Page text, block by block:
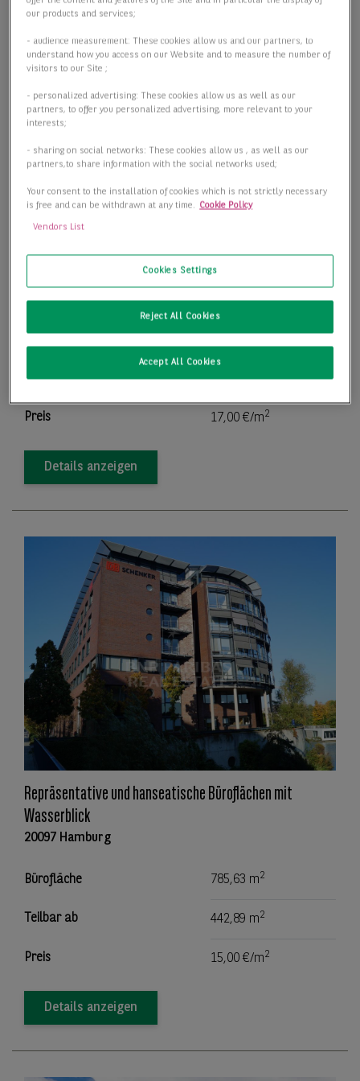
Top Büro im Stadtwaldviertel!
50935 Köln
2
Teilbar ab 155,00 m
Preis 17,00 €/m2
Details anzeigen
Repräsentative und hanseatische Büroflächen mit
Wasserblick
20097 Hamburg
Bürofläche 785,63 m2
Teilbar ab 442,89 m2
Preis 15,00 €/m2
Details anzeigen
our products and services;
- audience measurement: These cookies allow us and our partners, to
understand how you access on our Website and to measure the number of
visitors to our Site ;
- personalized advertising: These cookies allow us as well as our
partners, to offer you personalized advertising, more relevant to your
interests;
- sharing on social networks: These cookies allow us , as well as our
partners,to share information with the social networks used;
Your consent to the installation of cookies which is not strictly necessary
is free and can be withdrawn at any time. Cookie Policy
Vendors List
Cookies Settings
Reject All Cookies
Accept All Cookies